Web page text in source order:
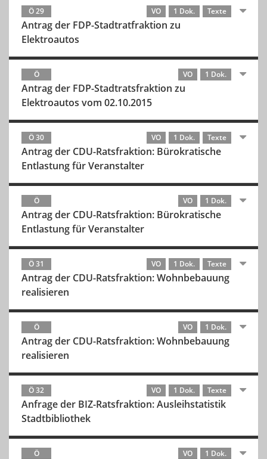
Ö 29 VO 1 Dok. Texte
Antrag der FDP-Stadtratfraktion zu
Elektroautos
Ö VO 1 Dok.
Antrag der FDP-Stadtratsfraktion zu
Elektroautos vom 02.10.2015
Ö 30 VO 1 Dok. Texte
Antrag der CDU-Ratsfraktion: Bürokratische
Entlastung für Veranstalter
Ö VO 1 Dok.
Antrag der CDU-Ratsfraktion: Bürokratische
Entlastung für Veranstalter
Ö 31 VO 1 Dok. Texte
Antrag der CDU-Ratsfraktion: Wohnbebauung
realisieren
Ö VO 1 Dok.
Antrag der CDU-Ratsfraktion: Wohnbebauung
realisieren
Ö 32 VO 1 Dok. Texte
Anfrage der BIZ-Ratsfraktion: Ausleihstatistik
Stadtbibliothek
Ö VO 1 Dok.